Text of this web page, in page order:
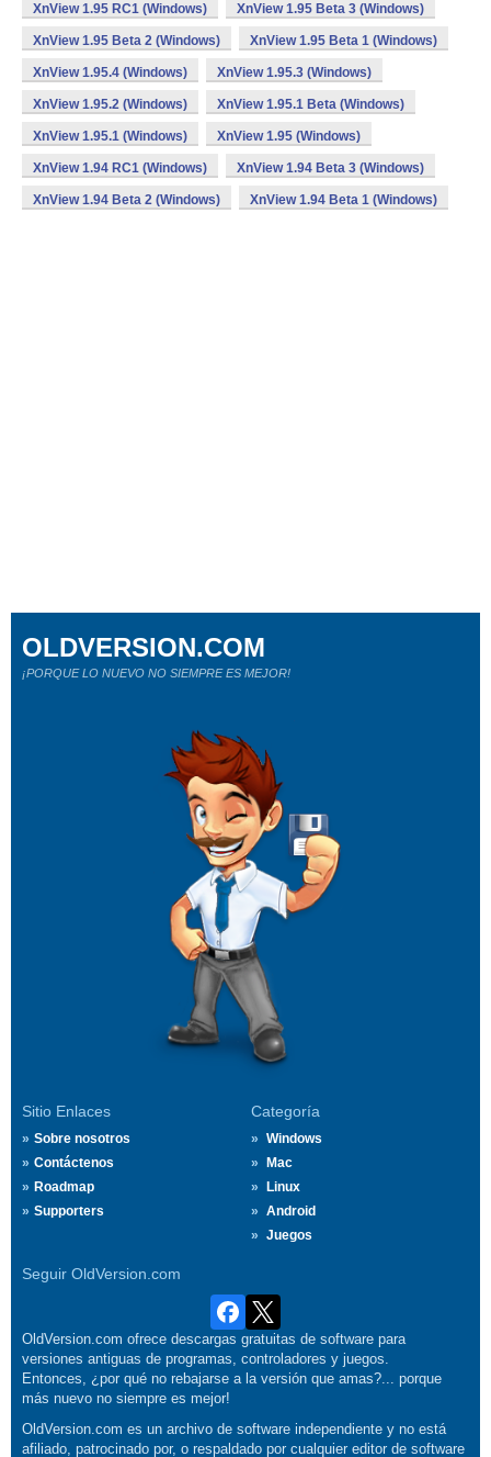
XnView 1.95 RC1 (Windows) XnView 1.95 Beta 3 (Windows)
XnView 1.95 Beta 2 (Windows) XnView 1.95 Beta 1 (Windows)
XnView 1.95.4 (Windows) XnView 1.95.3 (Windows)
XnView 1.95.2 (Windows) XnView 1.95.1 Beta (Windows)
XnView 1.95.1 (Windows) XnView 1.95 (Windows)
XnView 1.94 RC1 (Windows) XnView 1.94 Beta 3 (Windows)
XnView 1.94 Beta 2 (Windows) XnView 1.94 Beta 1 (Windows)
Sitio Enlaces
Sobre nosotros
Contáctenos
Roadmap
Supporters
Categoría
Windows
Mac
Linux
Android
Juegos
Seguir OldVersion.com
OLDVERSION.COM
¡PORQUE LO NUEVO NO SIEMPRE ES MEJOR!
OldVersion.com ofrece descargas gratuitas de software para
versiones antiguas de programas, controladores y juegos.
Entonces, ¿por qué no rebajarse a la versión que amas?... porque
más nuevo no siempre es mejor!
OldVersion.com es un archivo de software independiente y no está
afiliado, patrocinado por, o respaldado por cualquier editor de software